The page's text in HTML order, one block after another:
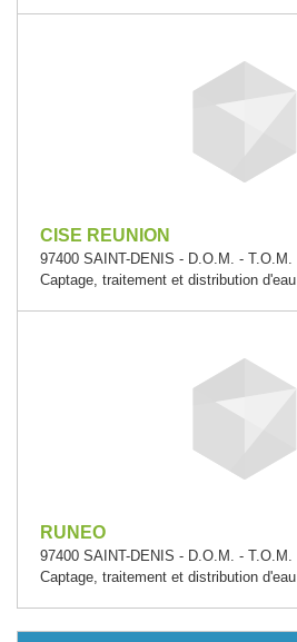
CISE REUNION
97400 SAINT-DENIS - D.O.M. - T.O.M.
Captage, traitement et distribution d'eau
RUNEO
97400 SAINT-DENIS - D.O.M. - T.O.M.
Captage, traitement et distribution d'eau